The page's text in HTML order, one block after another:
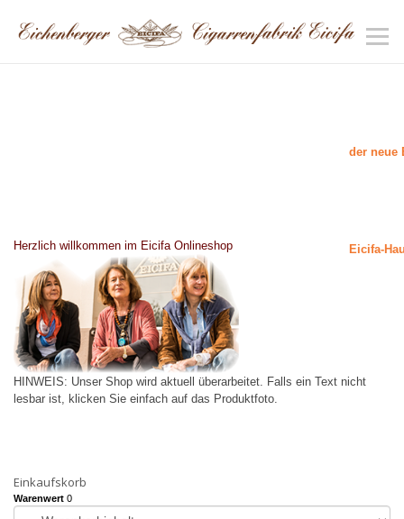
Herzlich willkommen im Eicifa Onlineshop
der neue
Eicifa-
HINWEIS: Unser Shop wird aktuell überarbeitet. Falls ein Text nicht
lesbar ist, klicken Sie einfach auf das Produktfoto.
Einkaufskorb
Warenwert 0